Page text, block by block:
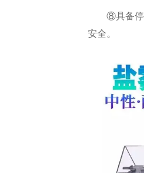
⑧具备停电
安全。